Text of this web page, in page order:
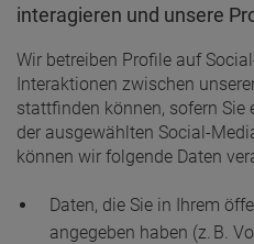
interagieren und unsere
Wir betreiben Profile auf
Interaktionen zwischen
stattfinden können, sofern
der ausgewählten Social-
können wir folgende Daten
Daten, die Sie in Ihrem
angegeben haben (z. B.